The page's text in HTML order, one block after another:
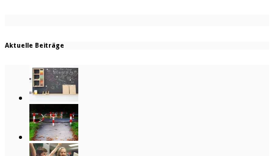
Aktuelle Beiträge